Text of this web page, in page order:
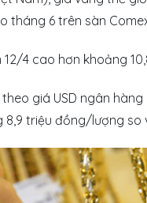
tháng 6 trên sàn
4 cao hơn khoảng
giá USD ngân
8,9 triệu đồng/lượng